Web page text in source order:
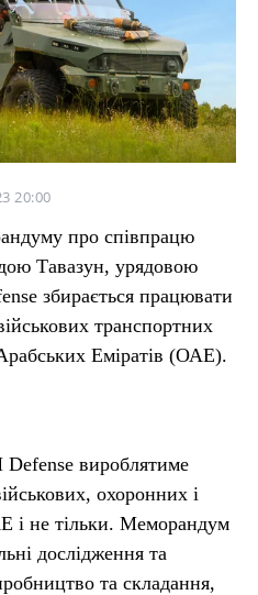
20:00
про співпрацю
Тавазун, урядовою
збирається працювати
транспортних
Еміратів (ОАЕ).
Defense вироблятиме
охоронних і
і не тільки. Меморандум
дослідження та
та складання,